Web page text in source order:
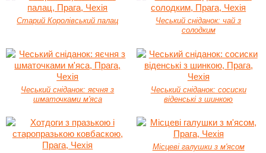
Старий Королівський палац
Чеський сніданок: чай з
солодким
Чеський сніданок: яєчня з
шматочками м'яса
Чеський сніданок: сосиски
віденські з шинкою
Місцеві галушки з м'ясом